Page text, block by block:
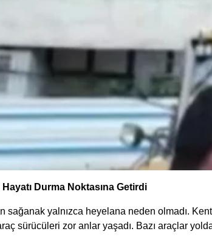
Durma Noktasına Getirdi
sağanak yalnızca heyelana neden olmadı.
sürücüleri zor anlar yaşadı. Bazı araçlar